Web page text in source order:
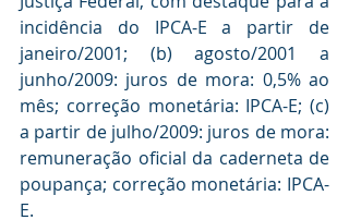
incidência do IPCA-E a partir de
janeiro/2001; (b) agosto/2001 a
junho/2009: juros de mora: 0,5% ao
mês; correção monetária: IPCA-E; (c)
a partir de julho/2009: juros de mora:
remuneração oficial da caderneta de
poupança; correção monetária: IPCA-
E.